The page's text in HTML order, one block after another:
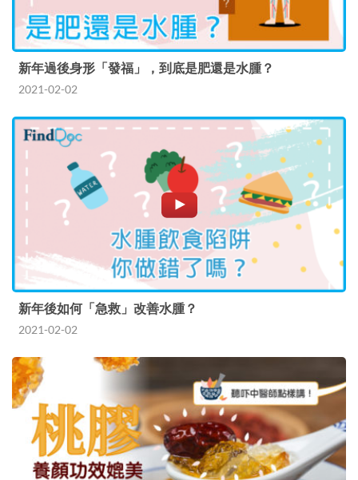
新年過後身形「發福」，到底是肥還是水腫？
2021-02-02
新年後如何「急救」改善水腫？
2021-02-02